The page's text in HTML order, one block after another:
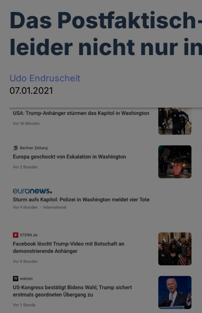
Das
leider nicht nur
Udo Endruscheit
07.01.2021